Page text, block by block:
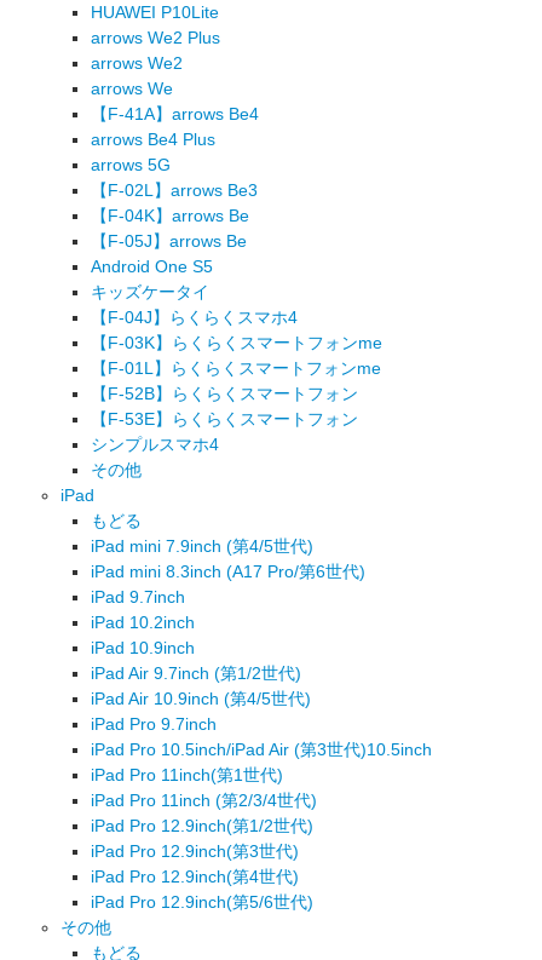
HUAWEI P10Lite
arrows We2 Plus
arrows We2
arrows We
【F-41A】arrows Be4
arrows Be4 Plus
arrows 5G
【F-02L】arrows Be3
【F-04K】arrows Be
【F-05J】arrows Be
Android One S5
キッズケータイ
【F-04J】らくらくスマホ4
【F-03K】らくらくスマートフォンme
【F-01L】らくらくスマートフォンme
【F-52B】らくらくスマートフォン
【F-53E】らくらくスマートフォン
シンプルスマホ4
その他
iPad
もどる
iPad mini 7.9inch (第4/5世代)
iPad mini 8.3inch (A17 Pro/第6世代)
iPad 9.7inch
iPad 10.2inch
iPad 10.9inch
iPad Air 9.7inch (第1/2世代)
iPad Air 10.9inch (第4/5世代)
iPad Pro 9.7inch
iPad Pro 10.5inch/iPad Air (第3世代)10.5inch
iPad Pro 11inch(第1世代)
iPad Pro 11inch (第2/3/4世代)
iPad Pro 12.9inch(第1/2世代)
iPad Pro 12.9inch(第3世代)
iPad Pro 12.9inch(第4世代)
iPad Pro 12.9inch(第5/6世代)
その他
もどる